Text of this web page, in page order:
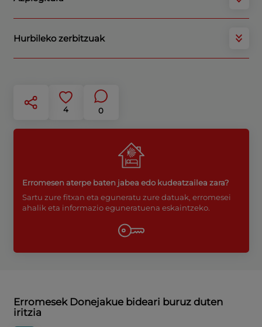
4 0
Hurbileko zerbitzuak
Erromesen aterpe baten jabea edo kudeatzailea zara?
Sartu zure fitxan eta eguneratu zure datuak, erromesei
ahalik eta informazio eguneratuena eskaintzeko.
Erromesek Donejakue bideari buruz duten
iritzia